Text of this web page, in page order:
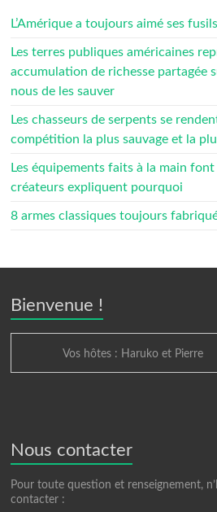
L’Amérique a toujours aimé ses
Les terres publiques américaines
accumulation de richesse partagée
nous de les sauver
Les chasseurs de serpents se
compétition la plus sauvage et la
Les équipements faits à la main
créateurs expliquent pourquoi
8 armes classiques toujours
Bienvenue !
Vos hôtes : Haruko et Pierre
Nous contacter
Pour toute question et renseignement,
contacter :